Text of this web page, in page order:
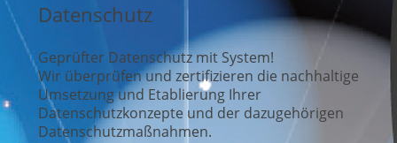
Datenschutz
Geprüfter Datenschutz mit System!
Wir überprüfen und zertifizieren die nachhaltige
Umsetzung und Etablierung Ihrer
Datenschutzkonzepte und der dazugehörigen
Datenschutzmaßnahmen.